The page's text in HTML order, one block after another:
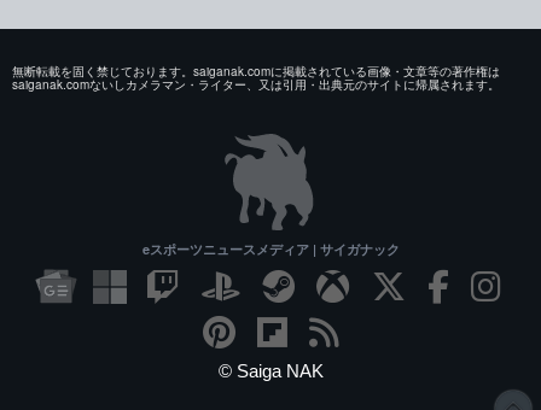
無断転載を固く禁じております。saiganak.comに掲載されている画像・文章等の著作権は
saiganak.comないしカメラマン・ライター、又は引用・出典元のサイトに帰属されます。
eスポーツニュースメディア | サイガナック
© Saiga NAK